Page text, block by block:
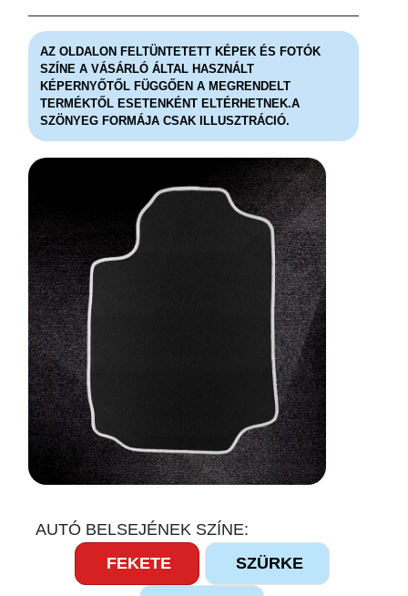
AZ OLDALON FELTÜNTETETT KÉPEK ÉS FOTÓK
SZÍNE A VÁSÁRLÓ ÁLTAL HASZNÁLT
KÉPERNYŐTŐL FÜGGŐEN A MEGRENDELT
TERMÉKTŐL ESETENKÉNT ELTÉRHETNEK.A
SZÖNYEG FORMÁJA CSAK ILLUSZTRÁCIÓ.
AUTÓ BELSEJÉNEK SZÍNE:
FEKETE
SZÜRKE